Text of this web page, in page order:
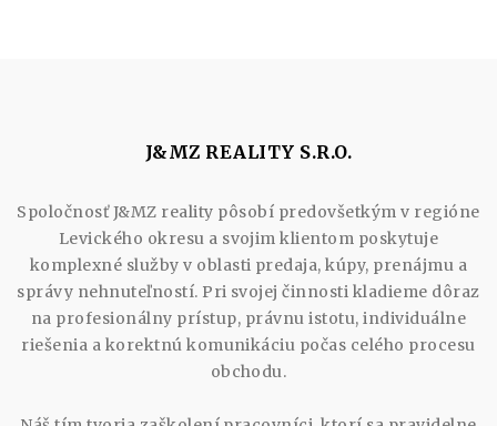
J&MZ REALITY S.R.O.
Spoločnosť J&MZ reality pôsobí predovšetkým v regióne
Levického okresu a svojim klientom poskytuje
komplexné služby v oblasti predaja, kúpy, prenájmu a
správy nehnuteľností. Pri svojej činnosti kladieme dôraz
na profesionálny prístup, právnu istotu, individuálne
riešenia a korektnú komunikáciu počas celého procesu
obchodu.